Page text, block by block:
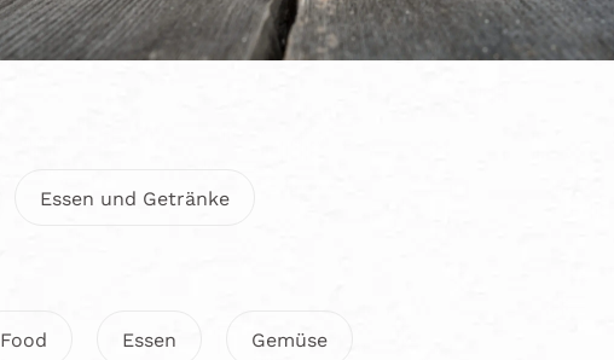
Essen und Getränke
Food Essen Gemüse